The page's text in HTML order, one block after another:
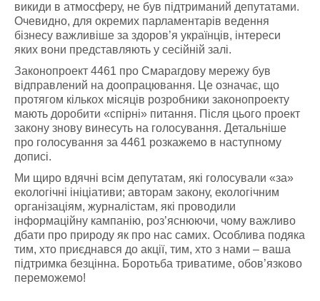
викиди в атмосферу, не був підтриманий депутатами.
Очевидно, для окремих парламентарів ведення
бізнесу важливіше за здоров’я українців, інтереси
яких вони представляють у сесійній залі.
Законопроект 4461 про Смарагдову мережу був
відправлений на доопрацювання. Це означає, що
протягом кількох місяців розробники законопроекту
мають доробити «спірні» питання. Після цього проект
закону знову винесуть на голосування. Детальніше
про голосування за 4461 розкажемо в наступному
дописі.
Ми щиро вдячні всім депутатам, які голосували «за»
екологічні ініціативи; авторам закону, екологічним
організаціям, журналістам, які проводили
інформаційну кампанію, роз’яснюючи, чому важливо
дбати про природу як про нас самих. Особлива подяка
тим, хто приєднався до акції, тим, хто з нами – ваша
підтримка безцінна. Боротьба триватиме, обов’язково
переможемо!